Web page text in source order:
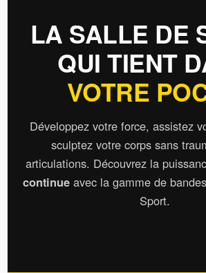
LA SALLE DE
QUI TIENT
VOTRE
Développez votre force, assistez
sculptez votre corps sans
articulations. Découvrez la
continueavec la gamme de
Sport.